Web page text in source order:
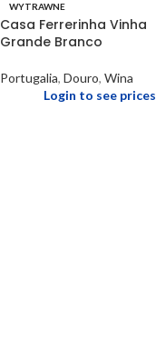
WYTRAWNE
Casa Ferrerinha Vinha
Grande Branco
Portugalia, Douro, Wina
Login to see prices